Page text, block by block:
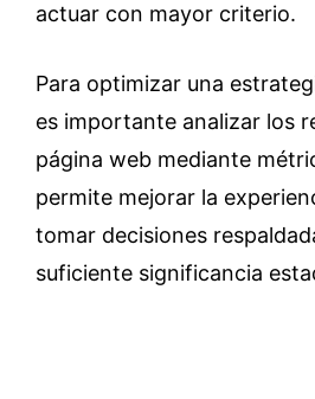
actuar con mayor criterio.
Para optimizar una
es importante analizar los
página web mediante
permite mejorar la
tomar decisiones
suficiente significancia